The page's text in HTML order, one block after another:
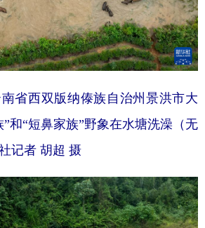
西双版纳傣族自治州景洪市大
和“短鼻家族”野象在水塘洗澡（无
记者 胡超 摄